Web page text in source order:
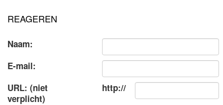
REAGEREN
Naam:
E-mail:
URL: (niet
verplicht)
http://